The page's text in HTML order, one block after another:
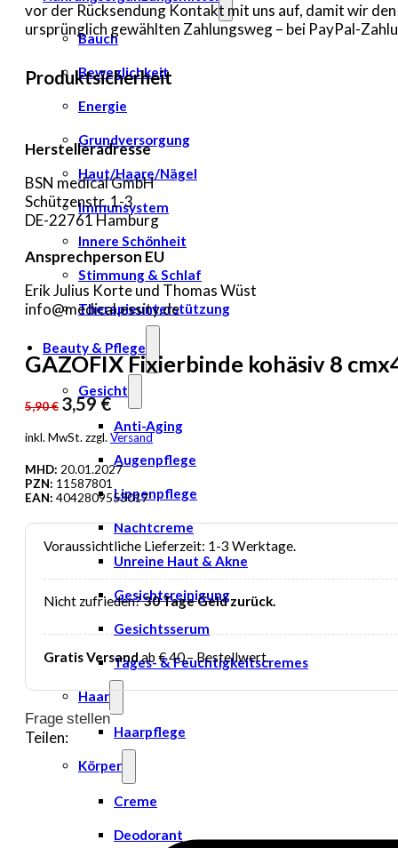
Bauch
Beweglichkeit
Energie
Grundversorgung
Haut/Haare/Nägel
Immunsystem
Innere Schönheit
Stimmung & Schlaf
Therapieunterstützung
Beauty & Pflege
Gesicht
Anti-Aging
Augenpflege
Lippenpflege
Nachtcreme
Unreine Haut & Akne
Gesichtsreinigung
Gesichtsserum
Tages- & Feuchtigkeitscremes
Haar
Haarpflege
Körper
Creme
Deodorant
vor der Rücksendung Kontakt mit uns auf, damit wir
ursprünglich gewählten Zahlungsweg – bei PayPal-
Produktsicherheit
Herstelleradresse
BSN medical GmbH
Schützenstr. 1-3
DE-22761 Hamburg
Ansprechperson EU
Erik Julius Korte und Thomas Wüst
info@medical.essity.de
GAZOFIX Fixierbinde kohäsiv 8
5,90€ Ursprünglicher
Preis
war:
5,90 €
3,59€Aktueller
Preis
ist:
3,59 €.
inkl. MwSt. zzgl.Versand
MHD: 20.01.2027
PZN: 11587801
EAN: 4042809553017
Voraussichtliche Lieferzeit: 1-3 Werktage.
Nicht zufrieden?30 Tage Geld zurück.
Gratis Versandab € 40,– Bestellwert.
Frage stellen
Teilen: